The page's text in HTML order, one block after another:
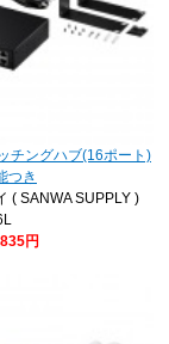
チングハブ(16ポート)
つき
( SANWA SUPPLY )
円